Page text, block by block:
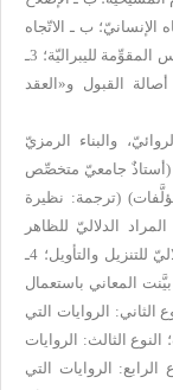
الإنسانيّ؛ ب ـ الاتّجاه
العقليّ (العقلانيّة)؛ ثالثاً: الليبراليّة؛ 1ـ تعريفها؛ 2ـ الأسس المقوِّمة لليبراليّة؛ 3ـ
القبول و«العقد
، والبناء الرمزيّ
(أستاذٌ جامعيّ متخصِّص
(ترجمة: نظيرة
الكاتب النقاط التالية: 1ـ مقدّمة؛ 2ـ المراد الدلاليّ للظاهر
والباطن الواردَيْن في بعض الروايات؛ 3ـ المعنى الدلاليّ للتنزيل والتأويل؛ 4ـ
بيَّنت المعاني باستعمال
الثاني: الروايات التي
الثالث: الروايات
الرابع: الروايات التي